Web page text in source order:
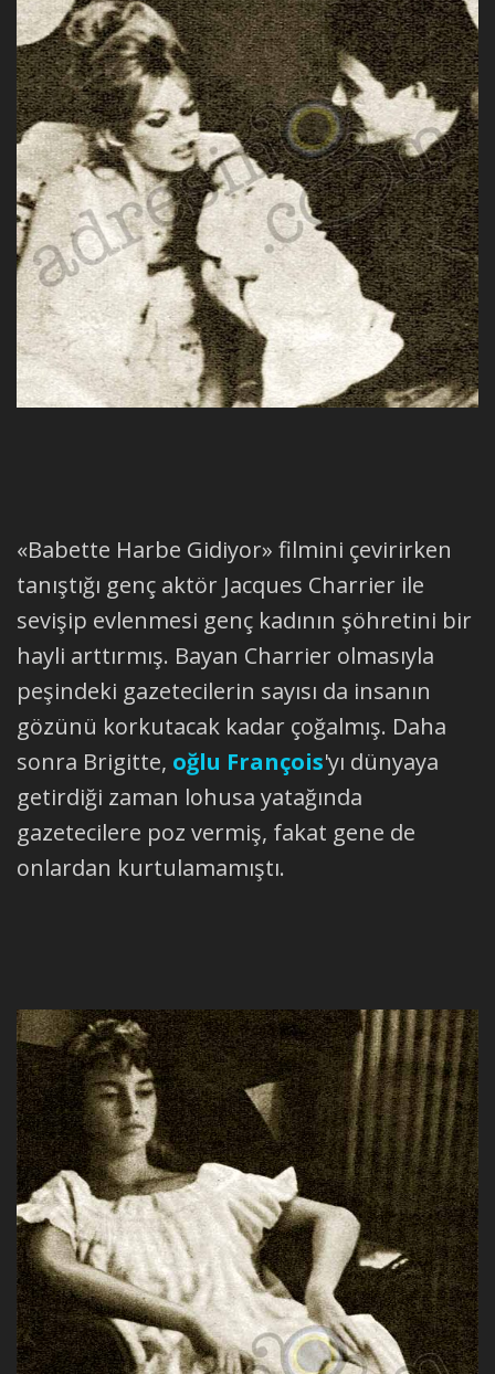
«Babette Harbe Gidiyor» filmini çevirirken
tanıştığı genç aktör Jacques Charrier ile
sevişip evlenmesi genç kadının şöhretini bir
hayli arttırmış. Bayan Charrier olmasıyla
peşindeki gazetecilerin sayısı da insanın
gözünü korkutacak kadar çoğalmış. Daha
sonra Brigitte, oğlu François'yı dünyaya
getirdiği zaman lohusa yatağında
gazetecilere poz vermiş, fakat gene de
onlardan kurtulamamıştı.